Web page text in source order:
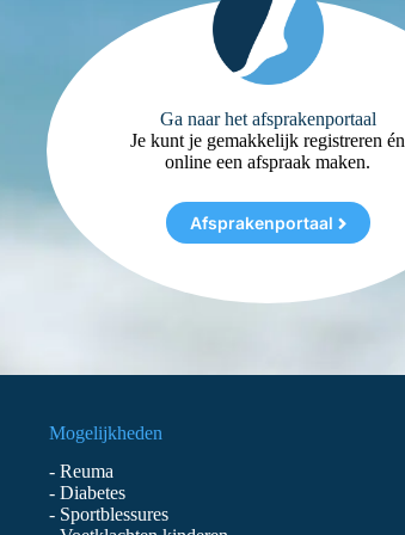
Ga naar het afsprakenportaal
Je kunt je gemakkelijk registreren én
online een afspraak maken.
Afsprakenportaal
Mogelijkheden
- Reuma
- Diabetes
- Sportblessures